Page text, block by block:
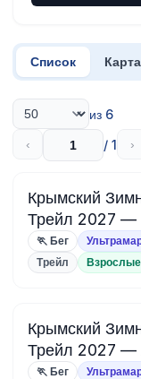
Список Карта
из 6
‹ / 1 ›
Крымский
Трейл 2027 —
🏃 Бег
Трейл Взрослые
Крымский
Трейл 2027 —
🏃 Бег